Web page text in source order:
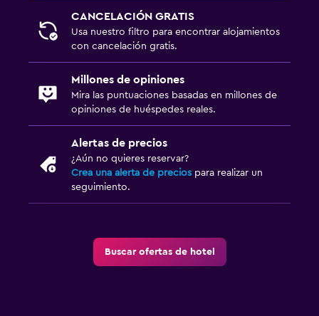
CANCELACIÓN GRATIS
Usa nuestro filtro para encontrar alojamientos
con cancelación gratis.
Millones de opiniones
Mira las puntuaciones basadas en millones de
opiniones de huéspedes reales.
Alertas de precios
¿Aún no quieres reservar?
Crea una alerta de precios para realizar un
seguimiento.
Buscar ofertas de hotel